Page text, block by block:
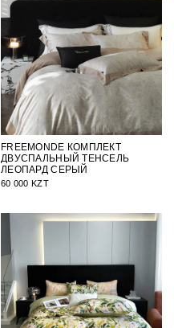
FREEMONDE КОМПЛЕКТ
ДВУСПАЛЬНЫЙ ТЕНСЕЛЬ
ЛЕОПАРД СЕРЫЙ
60 000 KZT